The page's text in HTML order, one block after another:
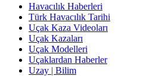
Havacılık Haberleri
Türk Havacılık Tarihi
Uçak Kaza Videoları
Uçak Kazaları
Uçak Modelleri
Uçaklardan Haberler
Uzay | Bilim